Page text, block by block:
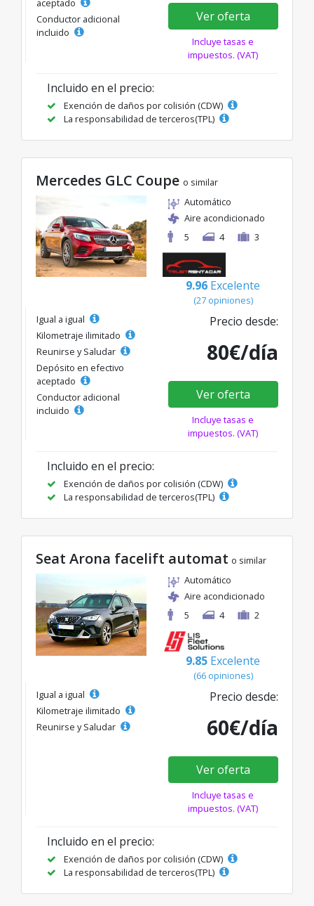
Conductor adicional
incluido
Ver oferta
Incluye tasas e
impuestos. (VAT)
Incluido en el precio:
Exención de daños por colisión (CDW)
La responsabilidad de terceros(TPL)
Mercedes GLC Coupe o similar
Automático
Aire acondicionado
5
4 3
9.96 Excelente
(27 opiniones)
Igual a igual
Kilometraje ilimitado
Reunirse y Saludar
Depósito en efectivo
aceptado
Conductor adicional
incluido
Precio desde:
80€/día
Ver oferta
Incluye tasas e
impuestos. (VAT)
Incluido en el precio:
Exención de daños por colisión (CDW)
La responsabilidad de terceros(TPL)
Seat Arona facelift automat o similar
Automático
Aire acondicionado
5
4 2
9.85 Excelente
(66 opiniones)
Igual a igual
Kilometraje ilimitado
Reunirse y Saludar
Precio desde:
60€/día
Ver oferta
Incluye tasas e
impuestos. (VAT)
Incluido en el precio:
Exención de daños por colisión (CDW)
La responsabilidad de terceros(TPL)